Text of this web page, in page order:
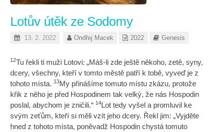
Lotův útěk ze Sodomy
13. 2. 2022 Ondřej Macek 2022 Genesis
12Tu řekli ti muži Lotovi: „Máš-li zde ještě někoho, zetě, syny,
dcery, všechny, kteří v tomto městě patří k tobě, vyveď je z
tohoto místa.13My přinášíme tomuto místu zkázu, protože
křik z něho je před Hospodinem tak velký, že nás Hospodin
poslal, abychom je zničili.“14Lot tedy vyšel a promluvil ke
svým zeťům, kteří si měli vzít jeho dcery. Řekl jim: „Vyjděte
hned z tohoto místa, poněvadž Hospodin chystá tomuto